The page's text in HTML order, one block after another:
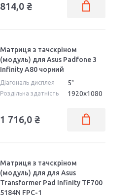
814,0 ₴
Матриця з тачскріном
(модуль) для Asus Padfone 3
Infinity A80 чорний
Діагональ дисплея 5"
Роздільна здатність 1920x1080
1 716,0 ₴
Матриця з тачскріном
(модуль) для для Asus
Transformer Pad Infinity TF700
5184N FPC-1